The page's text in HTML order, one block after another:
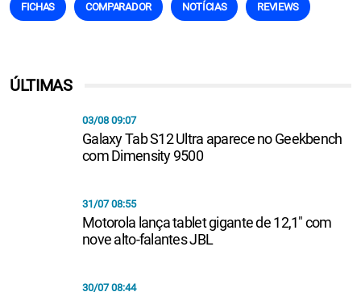
FICHAS COMPARADOR NOTÍCIAS REVIEWS
ÚLTIMAS
03/08 09:07
Galaxy Tab S12 Ultra aparece no Geekbench
com Dimensity 9500
31/07 08:55
Motorola lança tablet gigante de 12,1" com
nove alto-falantes JBL
30/07 08:44